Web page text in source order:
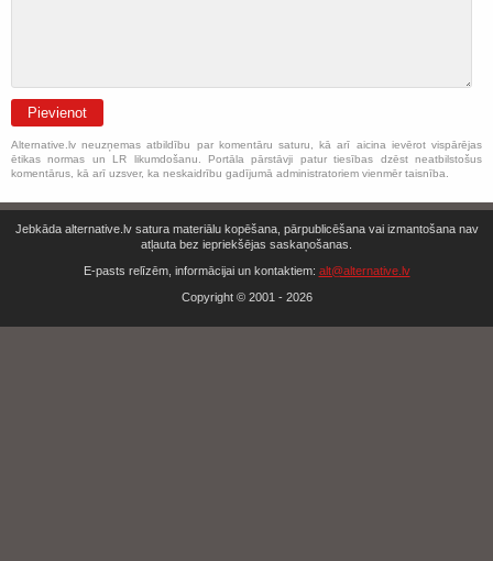
Pievienot
Alternative.lv neuzņemas atbildību par komentāru saturu, kā arī aicina ievērot vispārējas
ētikas normas un LR likumdošanu. Portāla pārstāvji patur tiesības dzēst neatbilstošus
komentārus, kā arī uzsver, ka neskaidrību gadījumā administratoriem vienmēr taisnība.
Jebkāda alternative.lv satura materiālu kopēšana, pārpublicēšana vai izmantošana nav
atļauta bez iepriekšējas saskaņošanas.
E-pasts relīzēm, informācijai un kontaktiem: alt@alternative.lv
Copyright © 2001 - 2026